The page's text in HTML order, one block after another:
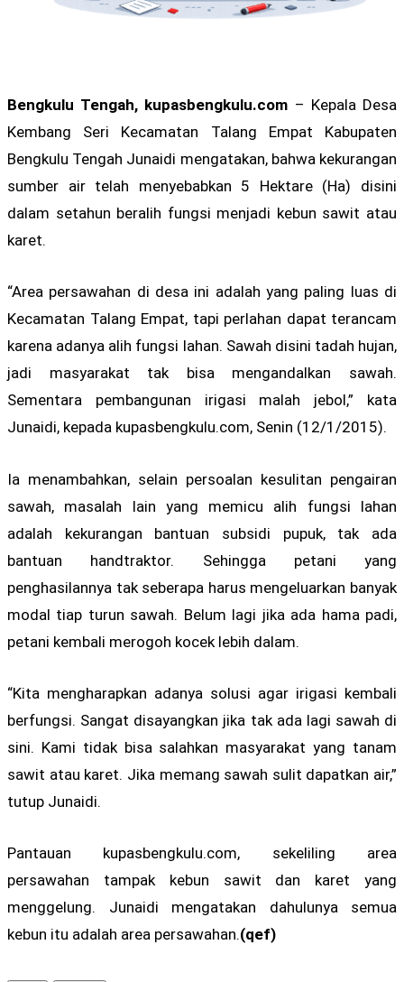
Bengkulu Tengah, kupasbengkulu.com – Kepala Desa
Kembang Seri Kecamatan Talang Empat Kabupaten
Bengkulu Tengah Junaidi mengatakan, bahwa kekurangan
sumber air telah menyebabkan 5 Hektare (Ha) disini
dalam setahun beralih fungsi menjadi kebun sawit atau
karet.
“Area persawahan di desa ini adalah yang paling luas di
Kecamatan Talang Empat, tapi perlahan dapat terancam
karena adanya alih fungsi lahan. Sawah disini tadah hujan,
jadi masyarakat tak bisa mengandalkan sawah.
Sementara pembangunan irigasi malah jebol,” kata
Junaidi, kepada kupasbengkulu.com, Senin (12/1/2015).
Ia menambahkan, selain persoalan kesulitan pengairan
sawah, masalah lain yang memicu alih fungsi lahan
adalah kekurangan bantuan subsidi pupuk, tak ada
bantuan handtraktor. Sehingga petani yang
penghasilannya tak seberapa harus mengeluarkan banyak
modal tiap turun sawah. Belum lagi jika ada hama padi,
petani kembali merogoh kocek lebih dalam.
“Kita mengharapkan adanya solusi agar irigasi kembali
berfungsi. Sangat disayangkan jika tak ada lagi sawah di
sini. Kami tidak bisa salahkan masyarakat yang tanam
sawit atau karet. Jika memang sawah sulit dapatkan air,”
tutup Junaidi.
Pantauan kupasbengkulu.com, sekeliling area
persawahan tampak kebun sawit dan karet yang
menggelung. Junaidi mengatakan dahulunya semua
kebun itu adalah area persawahan.(qef)